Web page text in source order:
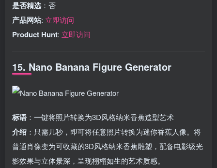
是否精选 ：否
产品网站: 立即访问
Product Hunt: 立即访问
15. Nano Banana Figure Generator
标语 ：一键将照片转换为3D风格纳米香蕉造型艺术
介绍 ：只需几秒，即可将任意照片转换为迷你香蕉人像。将
普通肖像变为可收藏的3D风格纳米香蕉雕塑，配备电影级光
影效果与立体景深，呈现栩栩如生的艺术质感。